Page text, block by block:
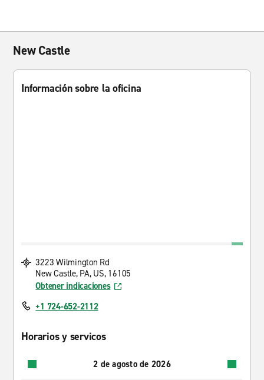
New Castle
Información sobre la oficina
3223 Wilmington Rd
New Castle, PA, US, 16105
Obtener indicaciones
+1 724-652-2112
Horarios y servicos
2 de agosto de 2026